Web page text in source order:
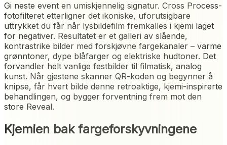
Gi neste event en umiskjennelig signatur. Cross Process-
fotofilteret etterligner det ikoniske, uforutsigbare
uttrykket du får når lysbildefilm fremkalles i kjemi laget
for negativer. Resultatet er et galleri av slående,
kontrastrike bilder med forskjøvne fargekanaler – varme
grønntoner, dype blåfarger og elektriske hudtoner. Det
forvandler helt vanlige festbilder til filmatisk, analog
kunst. Når gjestene skanner QR-koden og begynner å
knipse, får hvert bilde denne retroaktige, kjemi-inspirerte
behandlingen, og bygger forventning frem mot den
store Reveal.
Kjemien bak fargeforskyvningene